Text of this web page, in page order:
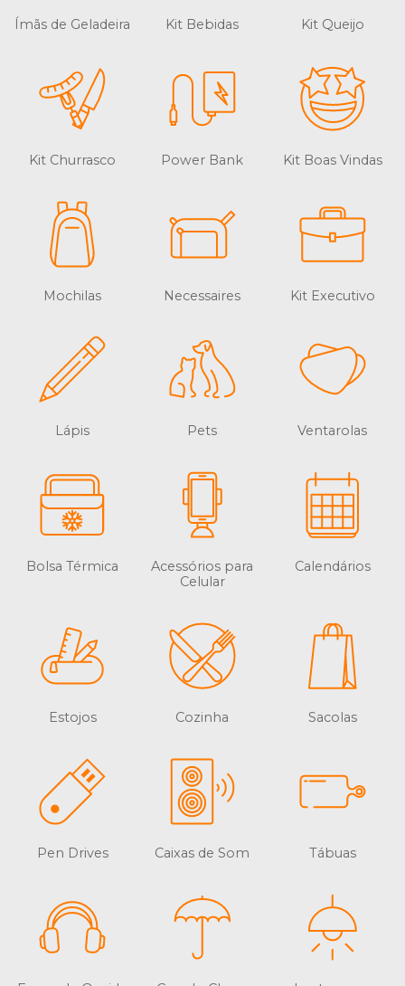
Ímãs de Geladeira Kit Bebidas Kit Queijo
Kit Churrasco Power Bank Kit Boas Vindas
Mochilas Necessaires Kit Executivo
Lápis Pets Ventarolas
Bolsa Térmica
Acessórios para
Celular
Calendários
Estojos Cozinha Sacolas
Pen Drives Caixas de Som Tábuas